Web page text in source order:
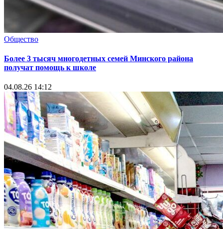
Общество
Более 3 тысяч многодетных семей Минского района
получат помощь к школе
04.08.26 14:12